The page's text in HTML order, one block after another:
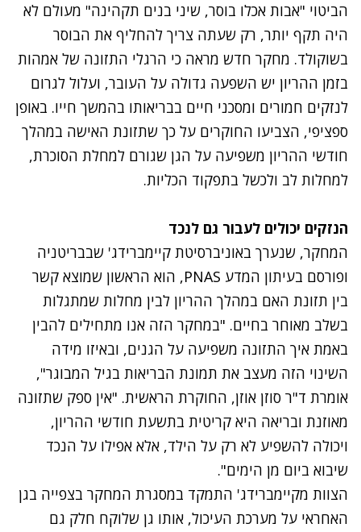
הביטוי "אבות אכלו בוסר, שיני בנים תקהינה" מעולם לא
היה תקף יותר, רק שעתה צריך להחליף את הבוסר
בשוקולד. מחקר חדש מראה כי הרגלי התזונה של אמהות
בזמן ההריון יש השפעה גדולה על העובר, ועלול לגרום
לנזקים חמורים ומסכני חיים בבריאותו בהמשך חייו. באופן
ספציפי, הצביעו החוקרים על כך שתזונת האישה במהלך
חודשי ההריון משפיעה על הגן שגורם למחלת הסוכרת,
למחלות לב ולכשל בתפקוד הכליות.
הנזקים יכולים לעבור גם לנכד
המחקר, שנערך באוניברסיטת קיימברידג' שבבריטניה
ופורסם בעיתון המדע PNAS, הוא הראשון שמוצא קשר
בין תזונת האם במהלך ההריון לבין מחלות שמתגלות
בשלב מאוחר בחיים. "במחקר הזה אנו מתחילים להבין
באמת איך התזונה משפיעה על הגנים, ובאיזו מידה
השינוי הזה מעצב את תמונת הבריאות בגיל המבוגר",
אומרת ד"ר סוזן אוזן, החוקרת הראשית. "אין ספק שתזונה
מאוזנת ובריאה היא קריטית בתשעת חודשי ההריון,
ויכולה להשפיע לא רק על הילד, אלא אפילו על הנכד
שיבוא ביום מן הימים".
הצוות מקיימברידג' התמקד במסגרת המחקר בצפייה בגן
האחראי על מערכת העיכול, אותו גן שלוקח חלק גם